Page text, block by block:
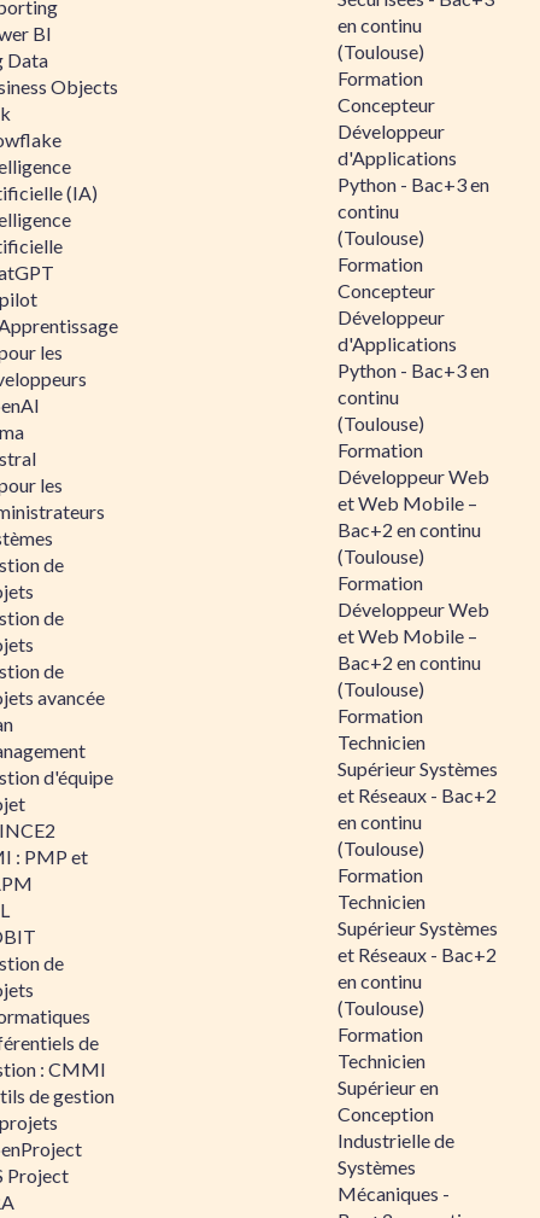
BI
Data
Objects
(IA)
les
les
de
de
de
avancée
d'équipe
: PMP et
de
de
: CMMI
de gestion
Project
en continu
(Toulouse)
Formation
Concepteur
Développeur
d'Applications
Python - Bac+3 en
continu
(Toulouse)
Formation
Concepteur
Développeur
d'Applications
Python - Bac+3 en
continu
(Toulouse)
Formation
Développeur Web
et Web Mobile –
Bac+2 en continu
(Toulouse)
Formation
Développeur Web
et Web Mobile –
Bac+2 en continu
(Toulouse)
Formation
Technicien
Supérieur Systèmes
et Réseaux - Bac+2
en continu
(Toulouse)
Formation
Technicien
Supérieur Systèmes
et Réseaux - Bac+2
en continu
(Toulouse)
Formation
Technicien
Supérieur en
Conception
Industrielle de
Systèmes
Mécaniques -